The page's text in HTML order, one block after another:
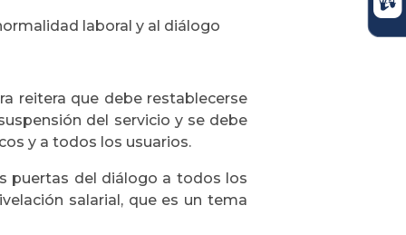
laboral y al diálogo
reitera que debe restablecerse
del servicio y se debe
y a todos los usuarios.
puertas del diálogo a todos los
salarial, que es un tema